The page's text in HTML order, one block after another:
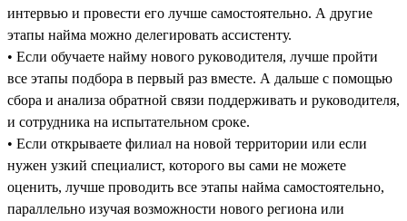
интервью и провести его лучше самостоятельно. А другие
этапы найма можно делегировать ассистенту.
• Если обучаете найму нового руководителя, лучше пройти
все этапы подбора в первый раз вместе. А дальше с помощью
сбора и анализа обратной связи поддерживать и руководителя,
и сотрудника на испытательном сроке.
• Если открываете филиал на новой территории или если
нужен узкий специалист, которого вы сами не можете
оценить, лучше проводить все этапы найма самостоятельно,
параллельно изучая возможности нового региона или